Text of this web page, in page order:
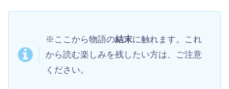
※ここから物語の結末に触れます。これ
から読む楽しみを残したい方は、ご注意
ください。